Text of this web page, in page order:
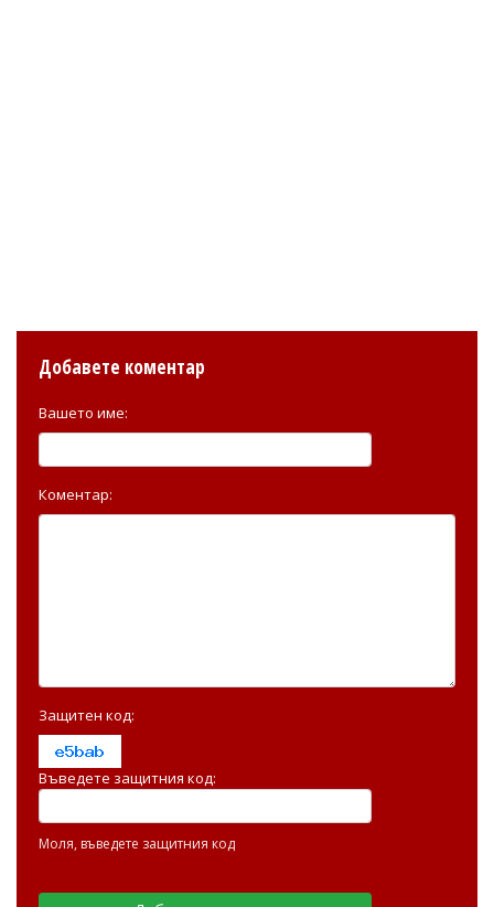
Добавете коментар
Вашето име:
Коментар:
Защитен код:
Въведете защитния код:
Моля, въведете защитния код